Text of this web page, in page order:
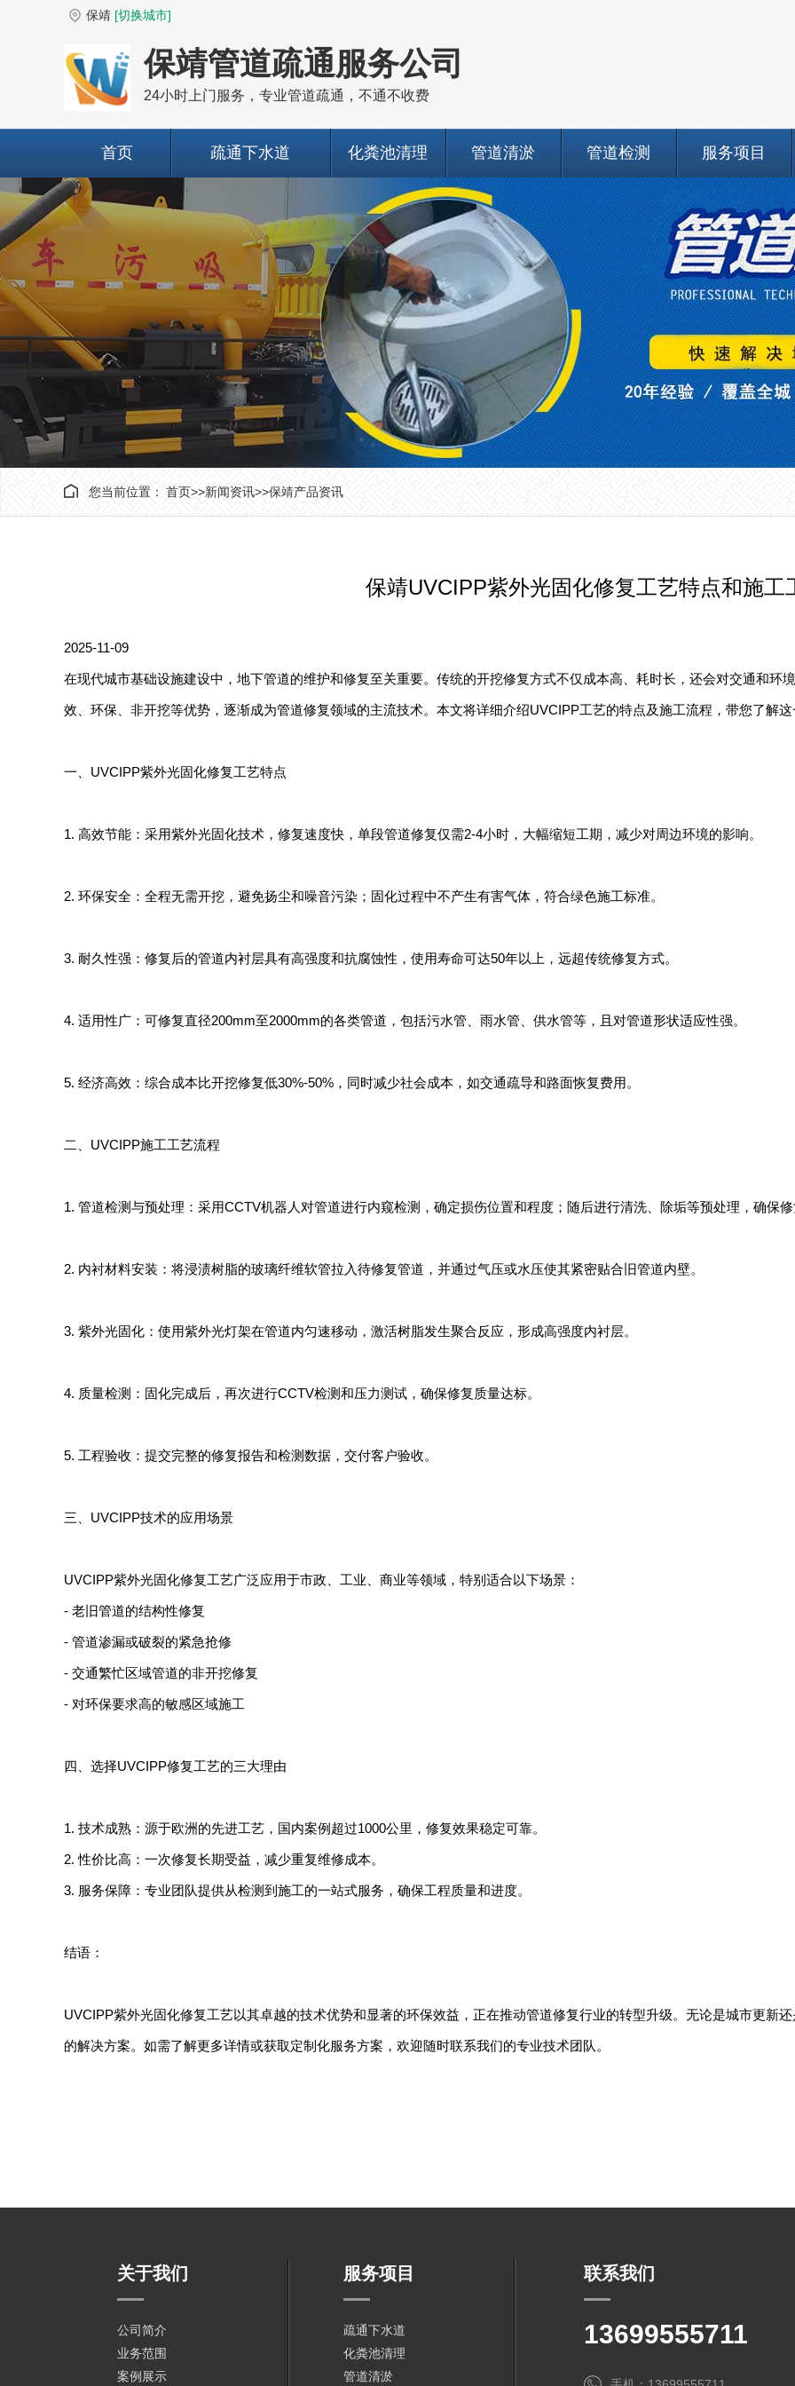
保靖 [切换城市]
保靖管道疏通服务公司
24小时上门服务，专业管道疏通，不通不收费
首页 疏通下水道 化粪池清理 管道清淤 管道检测 服务项目
您当前位置： 首页>>新闻资讯>>保靖产品资讯
保靖UVCIPP紫外光固化修复工艺特点和施工
2025-11-09
在现代城市基础设施建设中，地下管道的维护和修复至关重要。传统的开挖修复方式不仅成本高、耗时长，还会对交通和环
效、环保、非开挖等优势，逐渐成为管道修复领域的主流技术。本文将详细介绍UVCIPP工艺的特点及施工流程，带您了解这
一、UVCIPP紫外光固化修复工艺特点
1. 高效节能：采用紫外光固化技术，修复速度快，单段管道修复仅需2-4小时，大幅缩短工期，减少对周边环境的影响。
2. 环保安全：全程无需开挖，避免扬尘和噪音污染；固化过程中不产生有害气体，符合绿色施工标准。
3. 耐久性强：修复后的管道内衬层具有高强度和抗腐蚀性，使用寿命可达50年以上，远超传统修复方式。
4. 适用性广：可修复直径200mm至2000mm的各类管道，包括污水管、雨水管、供水管等，且对管道形状适应性强。
5. 经济高效：综合成本比开挖修复低30%-50%，同时减少社会成本，如交通疏导和路面恢复费用。
二、UVCIPP施工工艺流程
1. 管道检测与预处理：采用CCTV机器人对管道进行内窥检测，确定损伤位置和程度；随后进行清洗、除垢等预处理，确保修
2. 内衬材料安装：将浸渍树脂的玻璃纤维软管拉入待修复管道，并通过气压或水压使其紧密贴合旧管道内壁。
3. 紫外光固化：使用紫外光灯架在管道内匀速移动，激活树脂发生聚合反应，形成高强度内衬层。
4. 质量检测：固化完成后，再次进行CCTV检测和压力测试，确保修复质量达标。
5. 工程验收：提交完整的修复报告和检测数据，交付客户验收。
三、UVCIPP技术的应用场景
UVCIPP紫外光固化修复工艺广泛应用于市政、工业、商业等领域，特别适合以下场景：
- 老旧管道的结构性修复
- 管道渗漏或破裂的紧急抢修
- 交通繁忙区域管道的非开挖修复
- 对环保要求高的敏感区域施工
四、选择UVCIPP修复工艺的三大理由
1. 技术成熟：源于欧洲的先进工艺，国内案例超过1000公里，修复效果稳定可靠。
2. 性价比高：一次修复长期受益，减少重复维修成本。
3. 服务保障：专业团队提供从检测到施工的一站式服务，确保工程质量和进度。
结语：
UVCIPP紫外光固化修复工艺以其卓越的技术优势和显著的环保效益，正在推动管道修复行业的转型升级。无论是城市更新
的解决方案。如需了解更多详情或获取定制化服务方案，欢迎随时联系我们的专业技术团队。
关于我们
公司简介
业务范围
案例展示
服务项目
疏通下水道
化粪池清理
管道清淤
联系我们
13699555711